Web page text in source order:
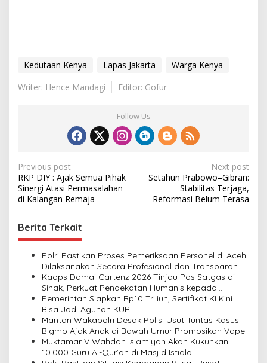
Kedutaan Kenya Lapas Jakarta
Warga Kenya
Writer: Hence Mandagi
Editor: Gofur
Follow Us
P
o
s
t
n
Previous post
RKP DIY : Ajak Semua Pihak
Sinergi Atasi Permasalahan
di Kalangan Remaja
Next post
Setahun Prabowo–Gibran:
Stabilitas Terjaga,
Reformasi Belum Terasa
Berita Terkait
Polri Pastikan Proses Pemeriksaan Personel di Aceh
Dilaksanakan Secara Profesional dan Transparan
Kaops Damai Cartenz 2026 Tinjau Pos Satgas di
Sinak, Perkuat Pendekatan Humanis kepada
Masyarakat
Pemerintah Siapkan Rp10 Triliun, Sertifikat KI Kini
Bisa Jadi Agunan KUR
Mantan Wakapolri Desak Polisi Usut Tuntas Kasus
Bigmo Ajak Anak di Bawah Umur Promosikan Vape
Muktamar V Wahdah Islamiyah Akan Kukuhkan
10.000 Guru Al-Qur’an di Masjid Istiqlal